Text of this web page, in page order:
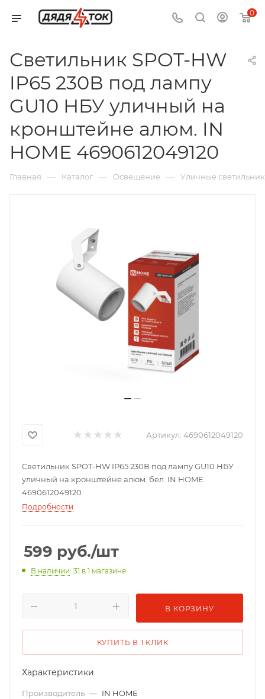
0
Светильник SPOT-HW
IP65 230В под лампу
GU10 НБУ уличный на
кронштейне алюм. IN
HOME 4690612049120
Главная — Каталог — Освещение — Уличные
Артикул: 4690612049120
Светильник SPOT-HW IP65 230В под лампу GU10 НБУ
уличный на кронштейне алюм. бел. IN HOME
4690612049120
Подробности
599 руб./шт
В наличии: 31 в 1 магазине
В КОРЗИНУ
КУПИТЬ В 1 КЛИК
Характеристики
Производитель — IN HOME